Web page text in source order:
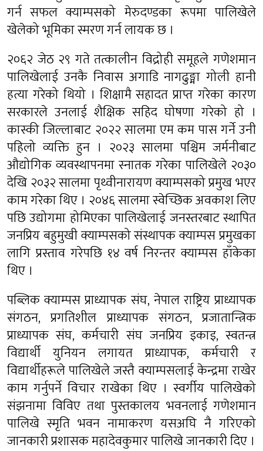
गर्न सफल क्याम्पसको मेरुदण्डका रूपमा पालिखेले
खेलेको भूमिका स्मरण गर्न लायक छ ।
२०६२ जेठ २९ गते तत्कालीन विद्रोही समूहले गणेशमान
पालिखेलाई उनकै निवास अगाडि नागढुङ्मा गोली हानी
हत्या गरेको थियो । शिक्षामै सहादत प्राप्त गरेका कारण
सरकारले उनलाई शैक्षिक सहिद घोषणा गरेको हो ।
कास्की जिल्लाबाट २०२२ सालमा एम कम पास गर्ने उनी
पहिलो व्यक्ति हुन । २०२३ सालमा पश्चिम जर्मनीबाट
औद्योगिक व्यवस्थापनमा स्नातक गरेका पालिखेले २०३०
देखि २०३२ सालमा पृथ्वीनारायण क्याम्पसको प्रमुख भएर
काम गरेका थिए । २०४६ सालमा स्वेच्छिक अवकाश लिए
पछि उद्योगमा होमिएका पालिखेलाई जनस्तरबाट स्थापित
जनप्रिय बहुमुखी क्याम्पसको संस्थापक क्याम्पस प्रमुखका
लागि प्रस्ताव गरेपछि १४ वर्ष निरन्तर क्याम्पस हाँकेका
थिए ।
पब्लिक क्याम्पस प्राध्यापक संघ, नेपाल राष्ट्रिय प्राध्यापक
संगठन, प्रगतिशील प्राध्यापक संगठन, प्रजातान्त्रिक
प्राध्यापक संघ, कर्मचारी संघ जनप्रिय इकाइ, स्वतन्त्र
विद्यार्थी युनियन लगायत प्राध्यापक, कर्मचारी र
विद्यार्थीहरूले पालिखेले जस्तै क्याम्पसलाई केन्द्रमा राखेर
काम गर्नुपर्ने विचार राखेका थिए । स्वर्गीय पालिखेको
संझनामा विविए तथा पुस्तकालय भवनलाई गणेशमान
पालिखे स्मृति भवन नामाकरण यसअघि नै गरिएको
जानकारी प्रशासक महादेवकुमार पालिखे जानकारी दिए ।